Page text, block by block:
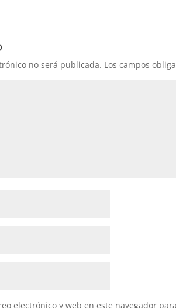
no será publicada. Los campos
electrónico y web en este navegador